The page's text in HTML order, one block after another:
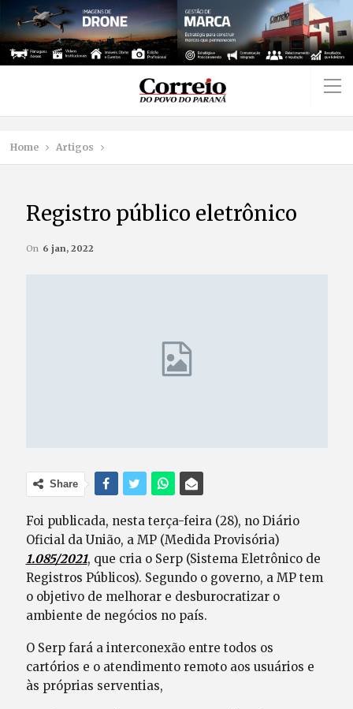
Home Artigos
Registro público eletrônico
On 6 jan, 2022
Share
Foi publicada, nesta terça-feira (28), no Diário
Oficial da União, a MP (Medida Provisória)
1.085/2021, que cria o Serp (Sistema Eletrônico de
Registros Públicos). Segundo o governo, a MP tem
o objetivo de melhorar e desburocratizar o
ambiente de negócios no país.
O Serp fará a interconexão entre todos os
cartórios e o atendimento remoto aos usuários e
às próprias serventias,